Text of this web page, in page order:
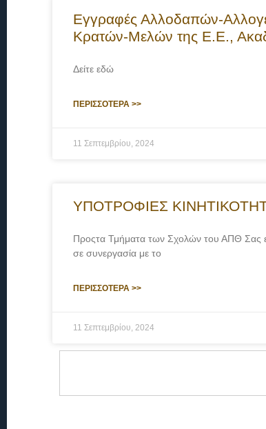
Εγγραφές Αλλοδαπών-
Κρατών-Μελών της Ε.Ε.,
Δείτε εδώ
ΠΕΡΙΣΣΟΤΕΡΑ >>
11 Σεπτεμβρίου, 2024
ΥΠΟΤΡΟΦΙΕΣ
Προςτα Τμήματα των Σχολών του ΑΠΘ Σας
σε συνεργασία με το
ΠΕΡΙΣΣΟΤΕΡΑ >>
11 Σεπτεμβρίου, 2024